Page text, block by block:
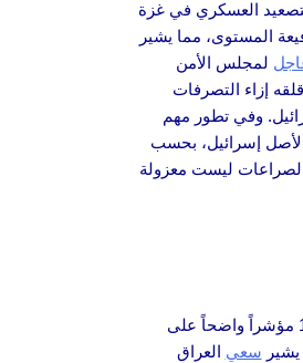
العسكري في غزة
المستوى، مما يشير
لمجلس الأمن
إزاء التصرفات
وفي تطور مهم
إسرائيل، بحسب
الصراعات ليست معزولة
رئيس الوزراء العراقي محمد شياع السوداني استضافة طائرات أميركية من طراز إف-16 مؤشراً واضحاً على
يشير سعي العراق